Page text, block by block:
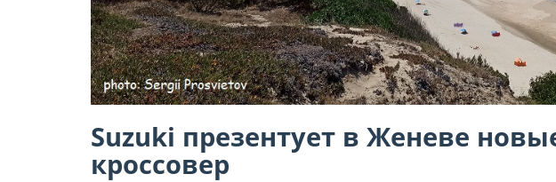
Suzuki презентует в Женеве
кроссовер